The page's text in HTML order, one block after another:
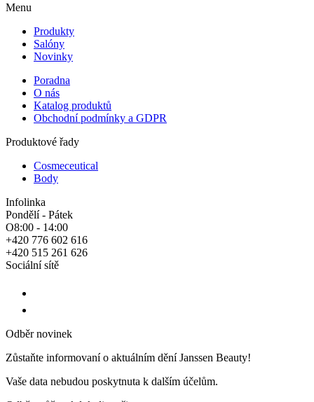
Menu
Produkty
Salóny
Novinky
Poradna
O nás
Katalog produktů
Obchodní podmínky a GDPR
Produktové řady
Cosmeceutical
Body
Infolinka
Pondělí - Pátek
O8:00 - 14:00
+420 776 602 616
+420 515 261 626
Sociální sítě
Odběr novinek
Zůstaňte informovaní o aktuálním dění Janssen Beauty!
Vaše data nebudou poskytnuta k dalším účelům.